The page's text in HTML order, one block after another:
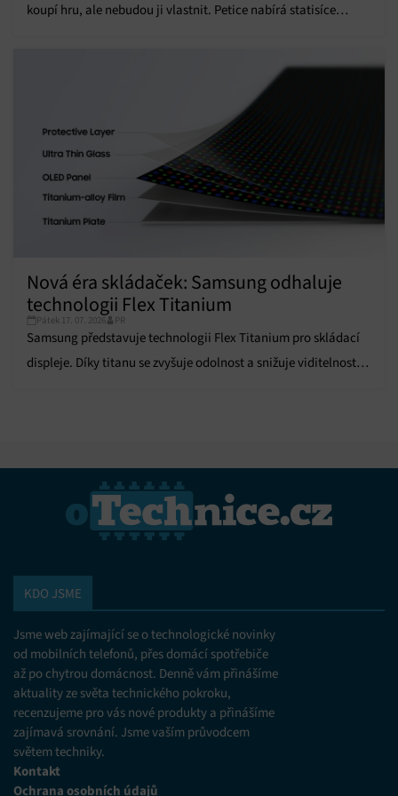
informací.
zobrazování reklamy a obsahu, Ukládání a sdělování
koupí hru, ale nebudou ji vlastnit. Petice nabírá statisíce
Nová éra skládaček: Samsung odhaluje
technologii Flex Titanium
Pátek 17. 07. 2026 PR
Samsung představuje technologii Flex Titanium pro skládací
displeje. Díky titanu se zvyšuje odolnost a snižuje viditelnost
KDO JSME
Jsme web zajímající se o technologické novinky
od mobilních telefonů, přes domácí spotřebiče
až po chytrou domácnost. Denně vám přinášíme
aktuality ze světa technického pokroku,
recenzujeme pro vás nové produkty a přinášíme
zajímavá srovnání. Jsme vaším průvodcem
světem techniky.
Kontakt
Ochrana osobních údajů